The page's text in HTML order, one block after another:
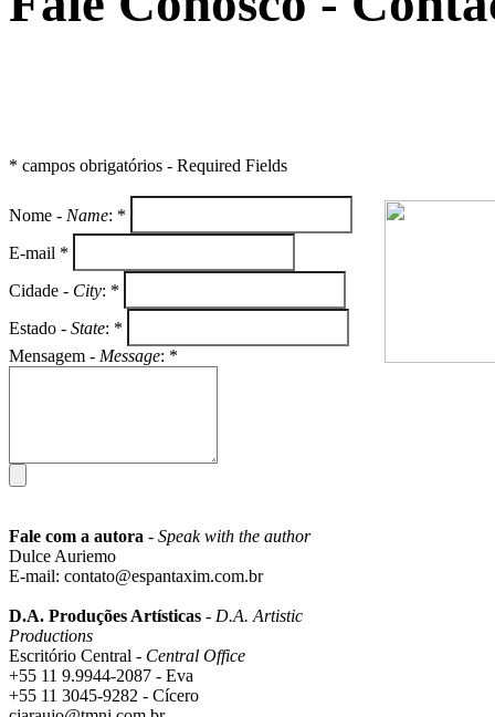
* campos obrigatórios - Required Fields
Nome - Name: *
E-mail *
Cidade - City: *
Estado - State: *
Mensagem - Message: *
Fale com a autora - Speak with the author
Dulce Auriemo
E-mail: contato@espantaxim.com.br
D.A. Produções Artísticas - D.A. Artistic
Productions
Escritório Central - Central Office
+55 11 9.9944-2087 - Eva
+55 11 3045-9282 - Cícero